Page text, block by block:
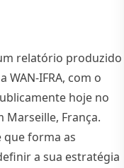
relatório produzido
WAN-IFRA, com o
hoje no
Marseille, França.
forma as
a sua estratégia